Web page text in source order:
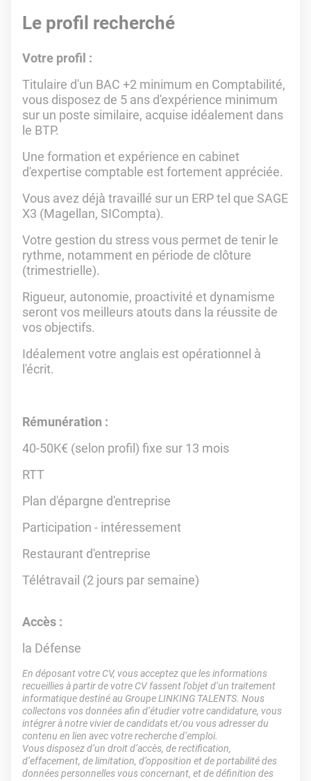
Le profil recherché
Votre profil :
Titulaire d'un BAC +2 minimum en Comptabilité,
vous disposez de 5 ans d'expérience minimum
sur un poste similaire, acquise idéalement dans
le BTP.
Une formation et expérience en cabinet
d'expertise comptable est fortement appréciée.
Vous avez déjà travaillé sur un ERP tel que SAGE
X3 (Magellan, SICompta).
Votre gestion du stress vous permet de tenir le
rythme, notamment en période de clôture
(trimestrielle).
Rigueur, autonomie, proactivité et dynamisme
seront vos meilleurs atouts dans la réussite de
vos objectifs.
Idéalement votre anglais est opérationnel à
l'écrit.
Rémunération :
40-50K€ (selon profil) fixe sur 13 mois
RTT
Plan d'épargne d'entreprise
Participation - intéressement
Restaurant d'entreprise
Télétravail (2 jours par semaine)
Accès :
la Défense
En déposant votre CV, vous acceptez que les informations
recueillies à partir de votre CV fassent l’objet d’un traitement
informatique destiné au Groupe LINKING TALENTS. Nous
collectons vos données afin d’étudier votre candidature, vous
intégrer à notre vivier de candidats et/ou vous adresser du
contenu en lien avec votre recherche d’emploi.
Vous disposez d’un droit d’accès, de rectification,
d’effacement, de limitation, d’opposition et de portabilité des
données personnelles vous concernant, et de définition des